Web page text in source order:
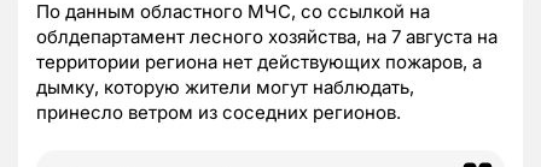
По данным областного МЧС, со ссылкой на
облдепартамент лесного хозяйства, на 7 августа на
территории региона нет действующих пожаров, а
дымку, которую жители могут наблюдать,
принесло ветром из соседних регионов.